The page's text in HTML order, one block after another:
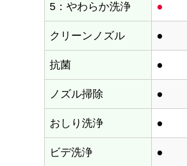
5：やわらか洗浄 ●
クリーンノズル ●
抗菌 ●
ノズル掃除 ●
おしり洗浄 ●
ビデ洗浄 ●